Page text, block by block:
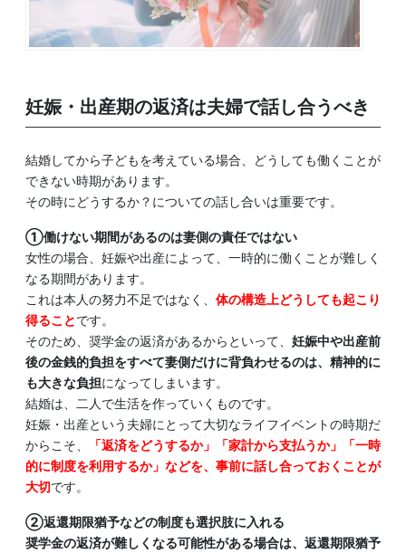
妊娠・出産期の返済は夫婦で話し合うべき
結婚してから子どもを考えている場合、どうしても働くことが
できない時期があります。
その時にどうするか？についての話し合いは重要です。
①働けない期間があるのは妻側の責任ではない
女性の場合、妊娠や出産によって、一時的に働くことが難しく
なる期間があります。
これは本人の努力不足ではなく、 体の構造上どうしても起こり
得ることです。
そのため、奨学金の返済があるからといって、 妊娠中や出産前
後の金銭的負担をすべて妻側だけに背負わせるのは、精神的に
も大きな負担になってしまいます。
結婚は、二人で生活を作っていくものです。
妊娠・出産という夫婦にとって大切なライフイベントの時期だ
からこそ、
「返済をどうするか」「家計から支払うか」「一時
的に制度を利用するか」などを、事前に話し合っておくことが
大切です。
②返還期限猶予などの制度も選択肢に入れる
奨学金の返済が難しくなる可能性がある場合は、返還期限猶予